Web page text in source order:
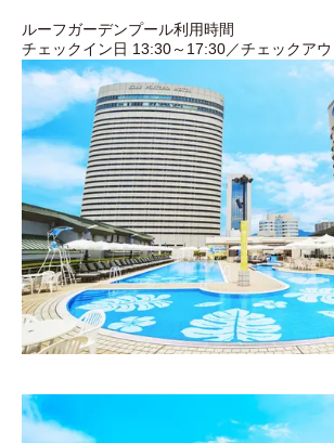
ルーフガーデンプール利用時間
チェックイン日 13:30～17:30／チェックア